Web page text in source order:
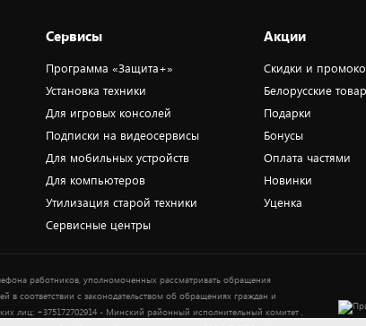
Сервисы
Программа «Защита+»
Установка техники
Для игровых консолей
Подписки на видеосервисы
Для мобильных устройств
Для компьютеров
Утилизация старой техники
Сервисные центры
Акции
Скидки и
Белорусские
Подарки
Бонусы
Оплата частями
Новинки
Уценка
работников, уполномоченных рассматривать обращения
в соответствии с законодательством об обращениях граждан и
лиц: +375172702914 - Минский районный исполнительный комитет ,